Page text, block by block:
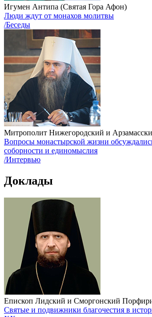
Игумен Антипа (Святая Гора Афон)
Люди ждут от монахов молитвы
/Беседы
Митрополит Нижегородский и
Вопросы монастырской жизни
соборности и единомыслия
/Интервью
Доклады
Епископ Лидский и Сморгонский
Святые и подвижники благочестия в